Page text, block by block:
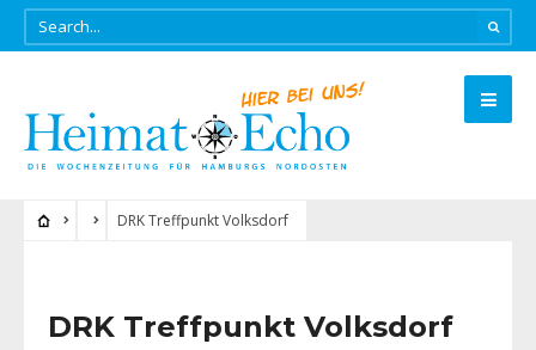
DRK Treffpunkt Volksdorf
DRK Treffpunkt Volksdorf